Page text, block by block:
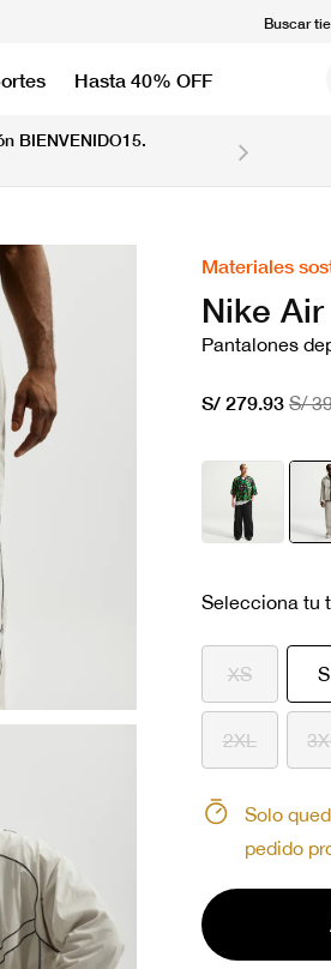
Buscar
Hasta 40% OFF
BIENVENIDO15.
Materiales
Nike Air
Pantalones
S/ 279.93 S/
Selecciona tu
XS S
2XL
Solo
pedido